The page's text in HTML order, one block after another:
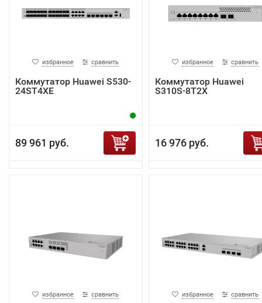
избранное сравнить
Коммутатор Huawei S530-
24ST4XE
89 961 руб.
избранное сравнить
Коммутатор Huawei
S310S-8T2X
16 976 руб.
избранное сравнить избранное сравнить